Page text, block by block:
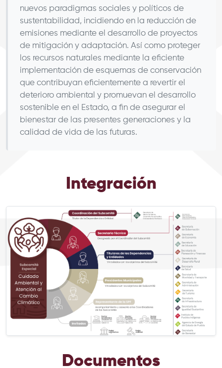
nuevos paradigmas sociales y políticos de
sustentabilidad, incidiendo en la reducción de
emisiones mediante el desarrollo de proyectos
de mitigación y adaptación. Así como proteger
los recursos naturales mediante la eficiente
implementación de esquemas de conservación
que contribuyan eficientemente a revertir el
deterioro ambiental y promuevan el desarrollo
sostenible en el Estado, a fin de asegurar el
bienestar de las presentes generaciones y la
calidad de vida de las futuras.
Integración
Documentos